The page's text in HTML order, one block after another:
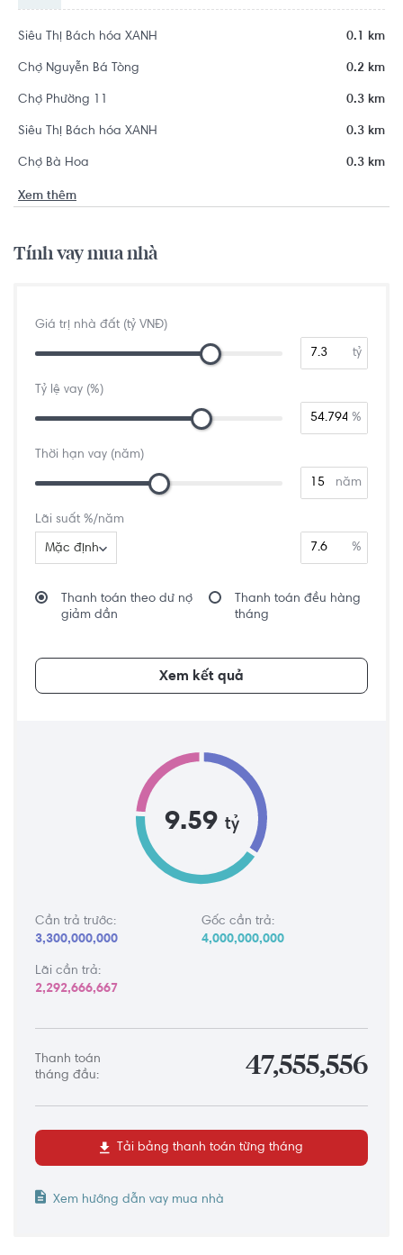
Siêu Thị Bách hóa XANH 0.1 km
Chợ Nguyễn Bá Tòng 0.2 km
Chợ Phường 11 0.3 km
Siêu Thị Bách hóa XANH 0.3 km
Chợ Bà Hoa 0.3 km
Xem thêm
Tính vay mua nhà
Giá trị nhà đất (tỷ VNĐ)
tỷ
Tỷ lệ vay (%)
%
Thời hạn vay (năm)
năm
Lãi suất %/năm
Mặc định %
Thanh toán theo dư nợ
giảm dần
Thanh toán đều hàng
tháng
Xem kết quả
9.59 tỷ
Cần trả trước:
3,300,000,000
Gốc cần trả:
4,000,000,000
Lãi cần trả:
2,292,666,667
Thanh toán
tháng đầu:
47,555,556
Tải bảng thanh toán từng tháng
Xem hướng dẫn vay mua nhà